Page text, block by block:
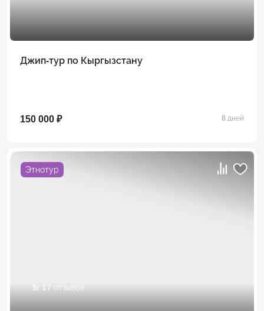
Джип-тур по Кыргызстану
150 000 ₽ 8 дней
Этнотур
5/ 17 отзывов